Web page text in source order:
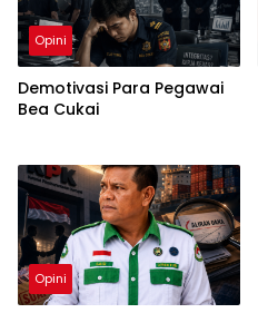
Opini
Demotivasi Para Pegawai
Bea Cukai
Opini